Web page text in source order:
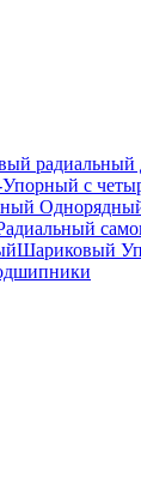
радиальный
с
Шариковый